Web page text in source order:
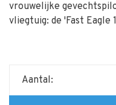
vrouwelijke
vliegtuig: de 'Fast Eagle
Aantal: